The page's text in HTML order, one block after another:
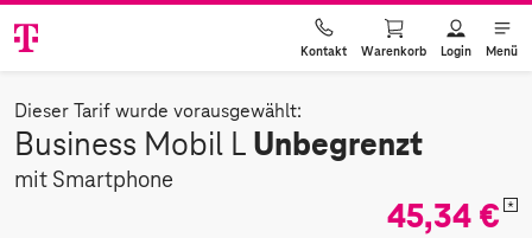
Kontakt Warenkorb Login Menü
Dieser Tarif wurde vorausgewählt:
Business Mobil L Unbegrenzt
mit Smartphone
45,34 € *